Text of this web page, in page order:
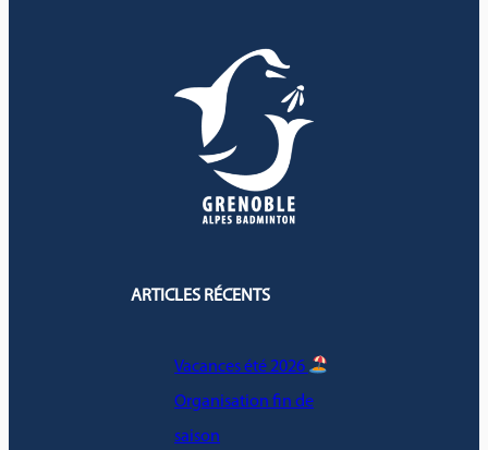
ARTICLES RÉCENTS
Vacances été 2026
Organisation fin de
saison